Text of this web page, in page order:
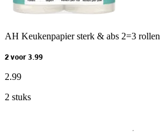
AH Keukenpapier sterk & abs 2=3 rollen
2 voor 3.99
2.99
2 stuks